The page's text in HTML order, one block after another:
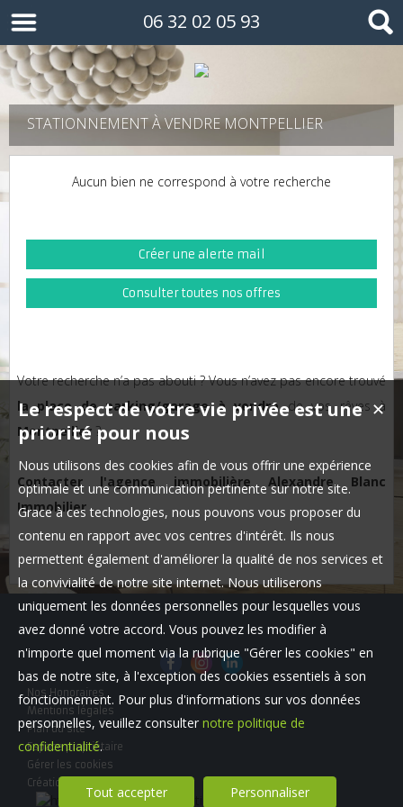
06 32 02 05 93
STATIONNEMENT À VENDRE MONTPELLIER
Aucun bien ne correspond à votre recherche
Créer une alerte mail
Consulter toutes nos offres
Votre recherche n’a pas abouti ? Vous n’avez pas encore trouvé
la place de parking/garage à vendrede vos rêves à
Montpellier ?
Contacter l'agence immobilière Alexandre Blanc
Immobilier
Nos Honoraires
Mentions légales
Plan du site
Espace propriétaire
Gérer les cookies
Création site internet immobilier
✕
Le respect de votre vie privée est une
priorité pour nous
Nous utilisons des cookies afin de vous offrir une expérience
optimale et une communication pertinente sur notre site.
Grace à ces technologies, nous pouvons vous proposer du
contenu en rapport avec vos centres d'intérêt. Ils nous
permettent également d'améliorer la qualité de nos services et
la convivialité de notre site internet. Nous utiliserons
uniquement les données personnelles pour lesquelles vous
avez donné votre accord. Vous pouvez les modifier à
n'importe quel moment via la rubrique "Gérer les cookies" en
bas de notre site, à l'exception des cookies essentiels à son
fonctionnement. Pour plus d'informations sur vos données
personnelles, veuillez consulter notre politique de
confidentialité.
Tout accepter Personnaliser